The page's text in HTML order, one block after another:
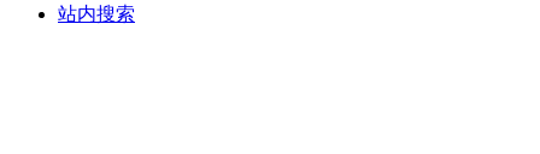
站内搜索